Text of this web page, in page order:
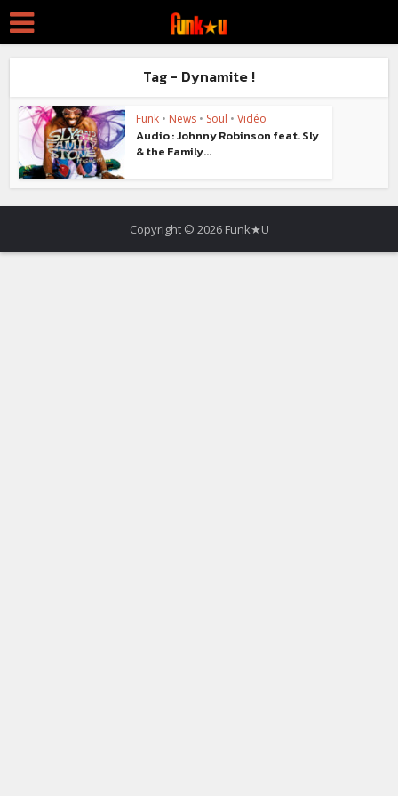
Tag - Dynamite !
Funk • News • Soul • Vidéo
Audio : Johnny Robinson feat. Sly
& the Family...
Copyright © 2026 Funk★U